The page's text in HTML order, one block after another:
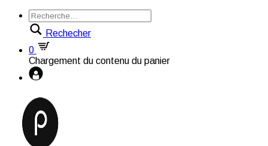
Rechecher
0
Chargement du contenu du panier